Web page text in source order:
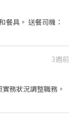
餐具。 送餐司機：
3週前
務狀況調整職務。